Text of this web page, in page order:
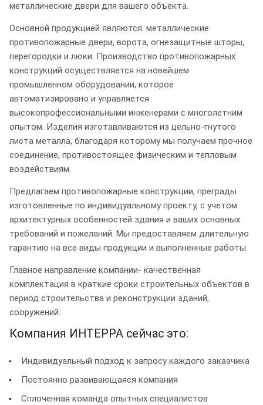
металлические двери для вашего объекта.
Основной продукцией являются: металлические
противопожарные двери, ворота, огнезащитные шторы,
перегородки и люки. Производство противопожарных
конструкций осуществляется на новейшем
промышленном оборудовании, которое
автоматизировано и управляется
высокопрофессиональными инженерами с многолетним
опытом. Изделия изготавливаются из цельно-гнутого
листа металла, благодаря которому мы получаем прочное
соединение, противостоящее физическим и тепловым
воздействиям.
Предлагаем противопожарные конструкции, преграды
изготовленные по индивидуальному проекту, с учетом
архитектурных особенностей здания и ваших основных
требований и пожеланий. Мы предоставляем длительную
гарантию на все виды продукции и выполненные работы.
Главное направление компании- качественная
комплектация в краткие сроки строительных объектов в
период строительства и реконструкции зданий,
сооружений.
Компания ИНТЕРРА сейчас это:
Индивидуальный подход к запросу каждого заказчика
Постоянно развивающаяся компания
Сплоченная команда опытных специалистов